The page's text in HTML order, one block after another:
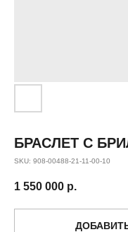
БРАСЛЕТ С
SKU: 908-00488-21-11-00-10
1 550 000 р.